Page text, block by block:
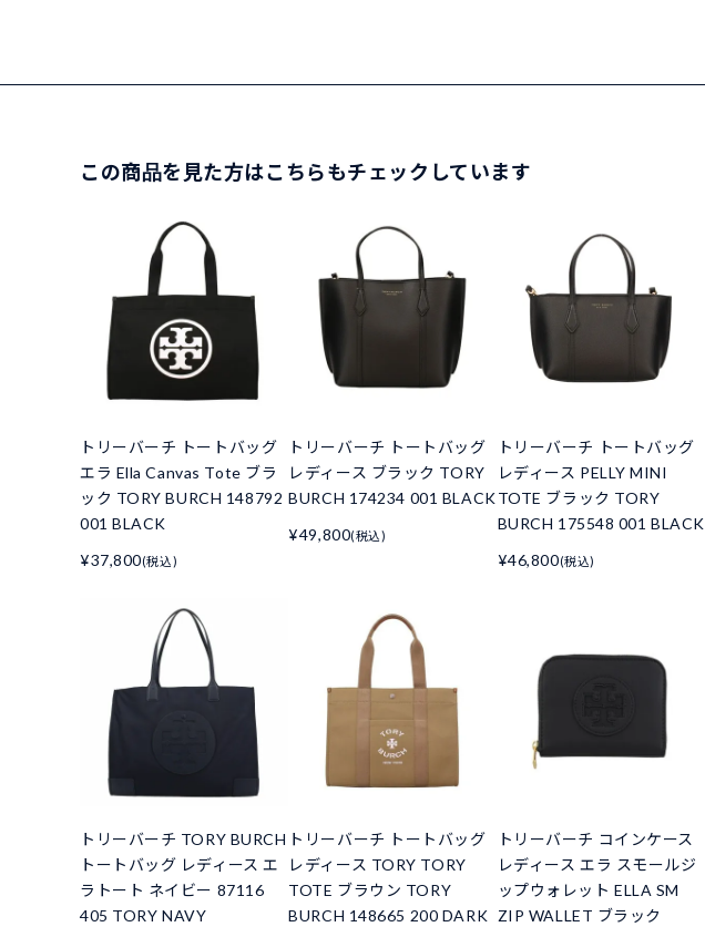
この商品を見た方はこちらもチェックしています
トリーバーチ トートバッグ
エラ Ella Canvas Tote ブラ
ック TORY BURCH 148792
001 BLACK
¥37,800(税込)
トリーバーチ トートバッグ
レディース ブラック TORY
BURCH 174234 001 BLACK
¥49,800(税込)
トリーバーチ トートバッグ
レディース PELLY MINI
TOTE ブラック TORY
BURCH 175548 001 BLACK
¥46,800(税込)
トリーバーチ TORY BURCH
トートバッグ レディース エ
ラトート ネイビー 87116
405 TORY NAVY
トリーバーチ トートバッグ
レディース TORY TORY
TOTE ブラウン TORY
BURCH 148665 200 DARK
トリーバーチ コインケース
レディース エラ スモールジ
ップウォレット ELLA SM
ZIP WALLET ブラック